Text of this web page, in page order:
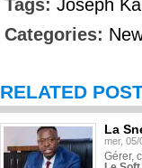
Tags: Joseph
Categories:
RELATED
La
mer, 05/
Gérer,